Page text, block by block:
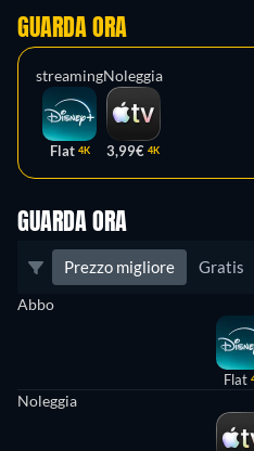
GUARDA ORA
streaming
Flat 4K
Noleggia
3,99€ 4K
GUARDA ORA
Prezzo migliore Gratis
Abbo
Flat
Noleggia